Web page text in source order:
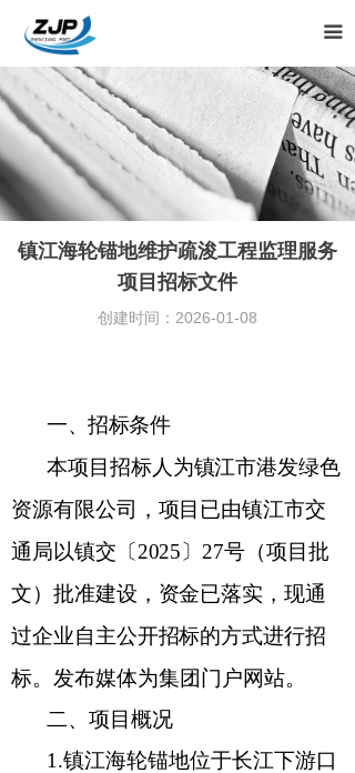
끀
镇江海轮锚地维护疏浚工程监理服务
项目招标文件
创建时间： 2026-01-08
一、招标条件
本项目招标人为镇江市港发绿色
资源有限公司，项目 已由镇江市交
通局以镇交〔 2025 〕 27号（项目批
文） 批准建设 ，资金已落实，现通
过企业自主公开招标的方式进行招
标。 发布媒体为集团门户网站。
二、 项目概况
1.镇江海轮锚地位于长江下游口